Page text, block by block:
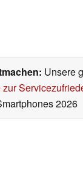
Unsere
zur
2026